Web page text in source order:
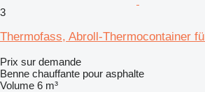
3
Thermofass, Abroll-Thermocontainer
Prix sur demande
Benne chauffante pour asphalte
Volume 6 m³